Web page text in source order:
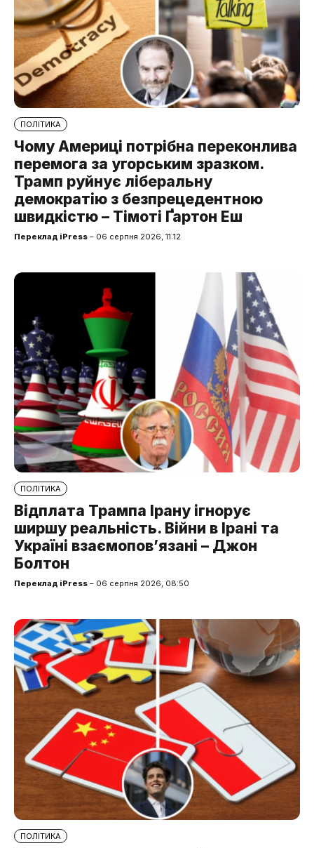
ПОЛІТИКА
Чому Америці потрібна переконлива
перемога за угорським зразком.
Трамп руйнує ліберальну
демократію з безпрецедентною
швидкістю – Тімоті Ґартон Еш
Переклад iPress – 06 серпня 2026, 11:12
ПОЛІТИКА
Відплата Трампа Ірану ігнорує
ширшу реальність. Війни в Ірані та
Україні взаємопов’язані – Джон
Болтон
Переклад iPress – 06 серпня 2026, 08:50
ПОЛІТИКА